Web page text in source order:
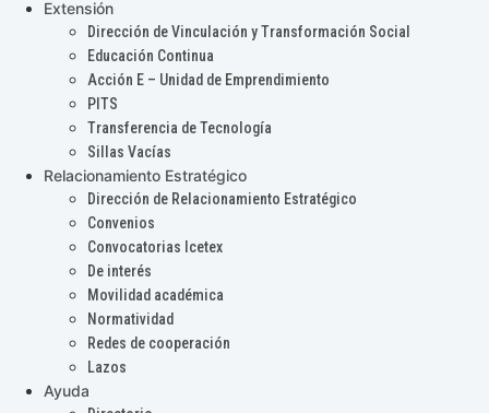
Extensión
Dirección de Vinculación y Transformación Social
Educación Continua
Acción E – Unidad de Emprendimiento
PITS
Transferencia de Tecnología
Sillas Vacías
Relacionamiento Estratégico
Dirección de Relacionamiento Estratégico
Convenios
Convocatorias Icetex
De interés
Movilidad académica
Normatividad
Redes de cooperación
Lazos
Ayuda